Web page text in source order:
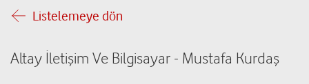
Listelemeye dön
Altay İletişim Ve Bilgisayar - Mustafa Kurdaş